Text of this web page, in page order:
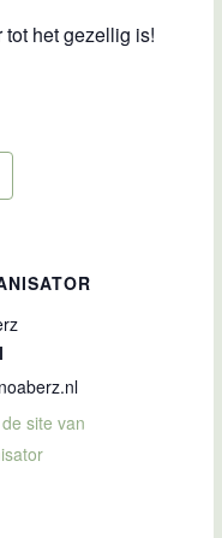
het gezellig is!
site van